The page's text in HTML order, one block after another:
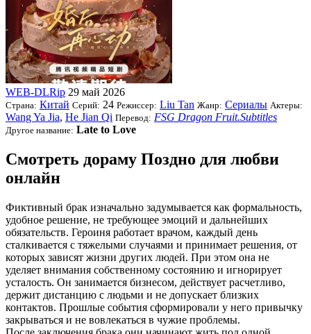
WEB-DLRip 29 май 2026
Страна: Китай Серий: 24 Режиссер: Liu Tan Жанр: Сериалы Актеры:
Wang Ya Jia, He Jian Qi Перевод: FSG Dragon Fruit.Subtitles
Другое название: Late to Love
Смотреть дораму Поздно для любви
онлайн
Фиктивный брак изначально задумывается как формальность,
удобное решение, не требующее эмоций и дальнейших
обязательств. Героиня работает врачом, каждый день
сталкивается с тяжелыми случаями и принимает решения, от
которых зависят жизни других людей. При этом она не
уделяет внимания собственному состоянию и игнорирует
усталость. Он занимается бизнесом, действует расчетливо,
держит дистанцию с людьми и не допускает близких
контактов. Прошлые события сформировали у него привычку
закрываться и не вовлекаться в чужие проблемы.